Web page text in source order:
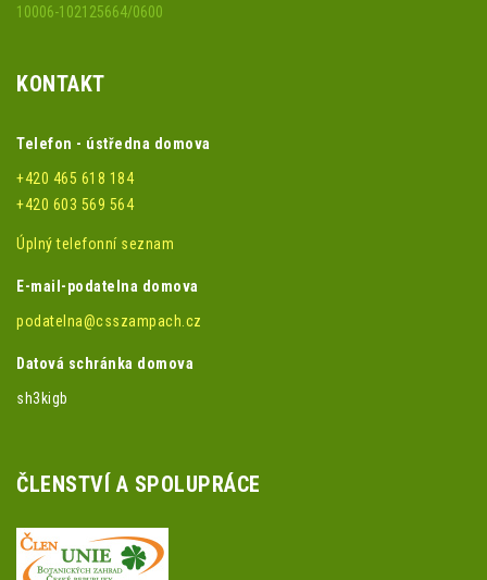
10006-102125664/0600
KONTAKT
Telefon - ústředna domova
+420 465 618 184
+420 603 569 564
Úplný telefonní seznam
E-mail-podatelna domova
podatelna@csszampach.cz
Datová schránka domova
sh3kigb
ČLENSTVÍ A SPOLUPRÁCE